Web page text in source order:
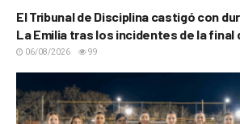
El Tribunal de Disciplina castigó con
La Emilia tras los incidentes de la final
06/08/2026 99